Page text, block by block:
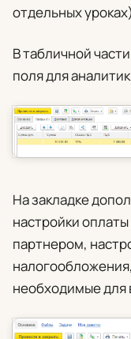
отдельных
В табличной
поля для
На закладке
настройки
партнером,
необходимые для